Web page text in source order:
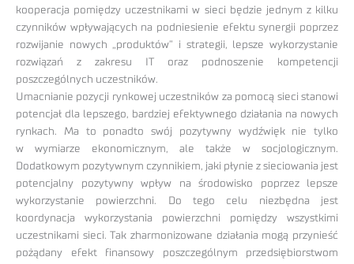
kooperacja pomiędzy uczestnikami w sieci będzie jednym z kilku
czynników wpływających na podniesienie efektu synergii poprzez
rozwijanie nowych „produktów” i strategii, lepsze wykorzystanie
rozwiązań z zakresu IT oraz podnoszenie kompetencji
poszczególnych uczestników.
Umacnianie pozycji rynkowej uczestników za pomocą sieci stanowi
potencjał dla lepszego, bardziej efektywnego działania na nowych
rynkach. Ma to ponadto swój pozytywny wydźwięk nie tylko
w wymiarze ekonomicznym, ale także w socjologicznym.
Dodatkowym pozytywnym czynnikiem, jaki płynie z sieciowania jest
potencjalny pozytywny wpływ na środowisko poprzez lepsze
wykorzystanie powierzchni. Do tego celu niezbędna jest
koordynacja wykorzystania powierzchni pomiędzy wszystkimi
uczestnikami sieci. Tak zharmonizowane działania mogą przynieść
pożądany efekt finansowy poszczególnym przedsiębiorstwom